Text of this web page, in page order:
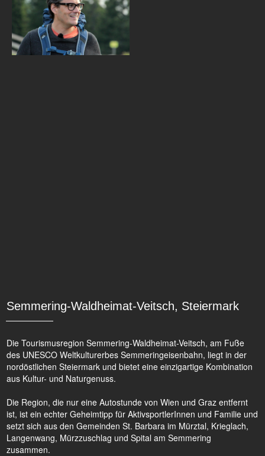
Semmering-Waldheimat-Veitsch, Steiermark
Die Tourismusregion Semmering-Waldheimat-Veitsch, am Fuße
des UNESCO Weltkulturerbes Semmeringeisenbahn, liegt in der
nordöstlichen Steiermark und bietet eine einzigartige Kombination
aus Kultur- und Naturgenuss.
Die Region, die nur eine Autostunde von Wien und Graz entfernt
ist, ist ein echter Geheimtipp für AktivsportlerInnen und Familie und
setzt sich aus den Gemeinden St. Barbara im Mürztal, Krieglach,
Langenwang, Mürzzuschlag und Spital am Semmering
zusammen.